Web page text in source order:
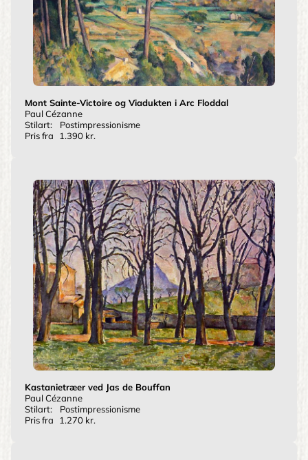
Mont Sainte-Victoire og Viadukten i Arc Floddal
Paul Cézanne
Stilart:
Postimpressionisme
Pris fra
1.390 kr.
Kastanietræer ved Jas de Bouffan
Paul Cézanne
Stilart:
Postimpressionisme
Pris fra
1.270 kr.